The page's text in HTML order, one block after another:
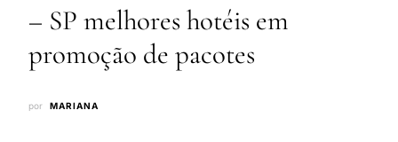
– SP melhores hotéis em
promoção de pacotes
por MARIANA